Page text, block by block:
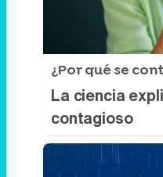
¿Por qué se
La ciencia
contagioso